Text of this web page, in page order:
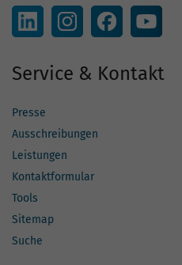
Service & Kontakt
Presse
Ausschreibungen
Leistungen
Kontaktformular
Tools
Sitemap
Suche